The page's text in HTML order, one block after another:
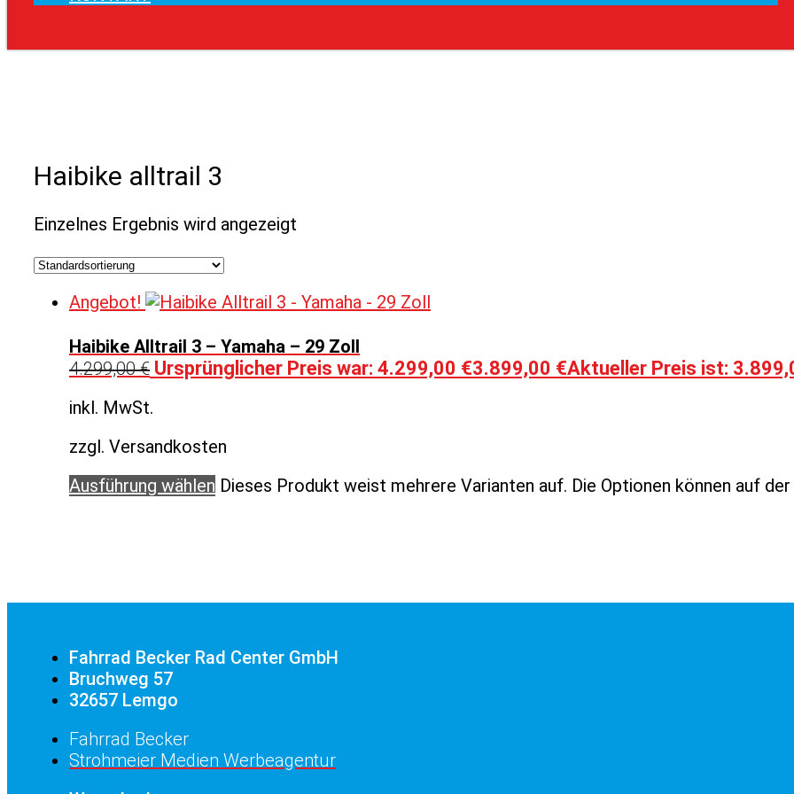
Haibike alltrail 3
Einzelnes Ergebnis wird angezeigt
Angebot!
Haibike Alltrail 3 – Yamaha – 29 Zoll
4.299,00€ Ursprünglicher Preis war: 4.299,00 €3.899,00 €Aktueller Preis ist:
inkl. MwSt.
zzgl. Versandkosten
Ausführung wählen Dieses Produkt weist mehrere Varianten auf. Die Optionen können auf
Fahrrad Becker Rad Center GmbH
Bruchweg 57
32657 Lemgo
Fahrrad Becker
Strohmeier Medien Werbeagentur